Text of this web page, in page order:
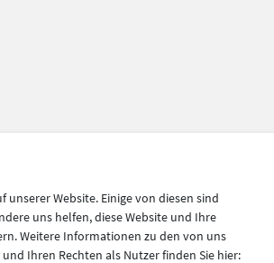
unserer Website. Einige von diesen sind
uns helfen, diese Website und Ihre
Weitere Informationen zu den von uns
Ihren Rechten als Nutzer finden Sie hier: